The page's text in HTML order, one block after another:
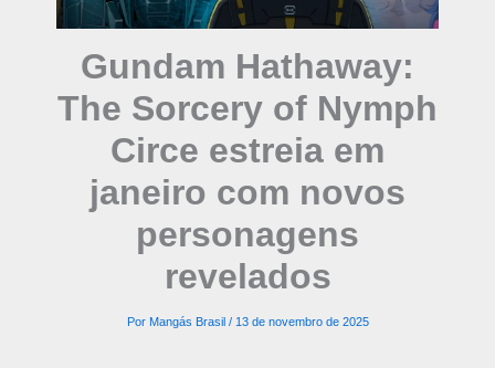
Gundam Hathaway:
The Sorcery of Nymph
Circe estreia em
janeiro com novos
personagens
revelados
Por Mangás Brasil / 13 de novembro de 2025